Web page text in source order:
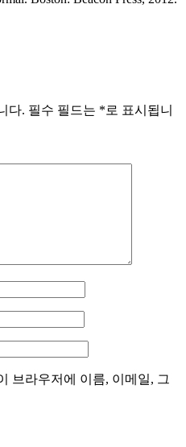
다. 필수 필드는 *로 표시됩니
브라우저에 이름, 이메일, 그